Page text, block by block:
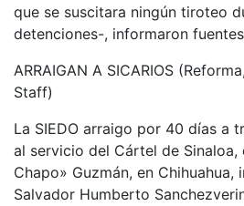
que se suscitara ningún tiroteo
detenciones-, informaron
ARRAIGAN A SICARIOS
Staff)
La SIEDO arraigo por 40 días a
al servicio del Cártel de Sinaloa,
Chapo» Guzmán, en Chihuahua,
Salvador Humberto